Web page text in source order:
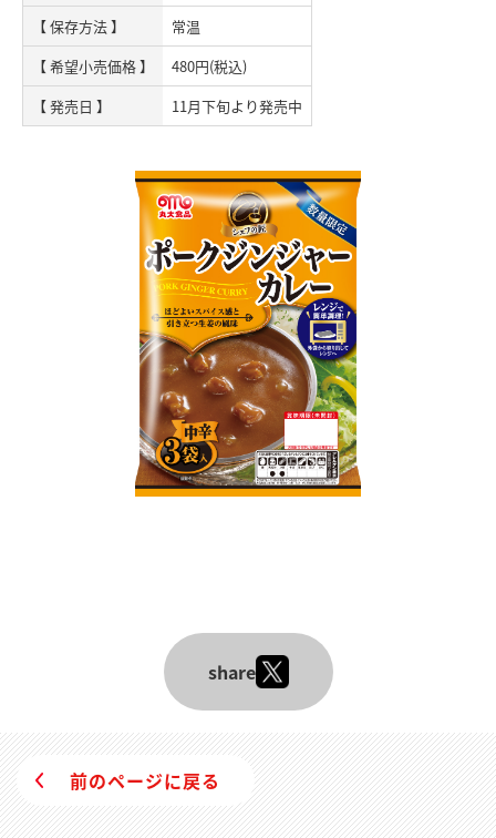
【 保存方法 】
常温
【 希望小売価格 】
480円(税込)
【 発売日 】
11月下旬より発売中
share
前のページに戻る